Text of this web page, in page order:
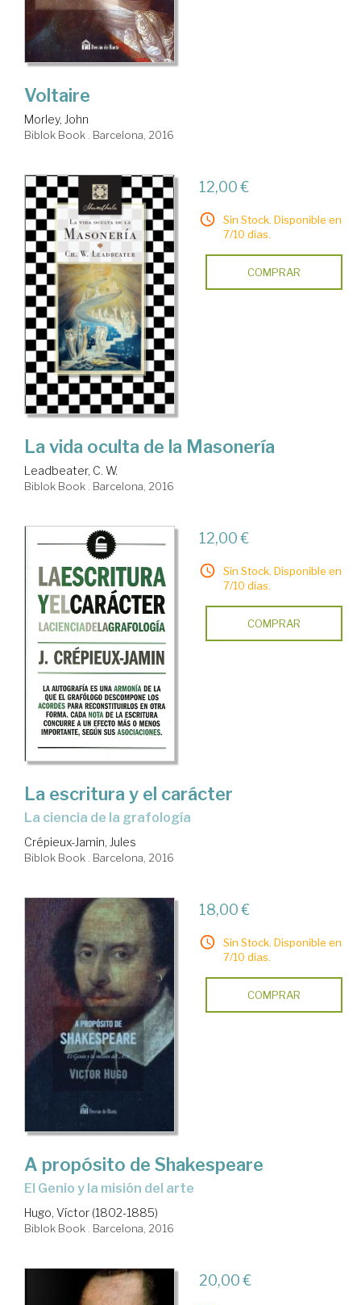
Voltaire
Morley, John
Biblok Book . Barcelona, 2016
12,00 €
Sin Stock. Disponible en
7/10 días.
COMPRAR
La vida oculta de la Masonería
Leadbeater, C. W.
Biblok Book . Barcelona, 2016
12,00 €
Sin Stock. Disponible en
7/10 días.
COMPRAR
La escritura y el carácter
la ciencia de la grafología
Crépieux-Jamin, Jules
Biblok Book . Barcelona, 2016
18,00 €
Sin Stock. Disponible en
7/10 días.
COMPRAR
A propósito de Shakespeare
el Genio y la misión del arte
Hugo, Víctor (1802-1885)
Biblok Book . Barcelona, 2016
20,00 €